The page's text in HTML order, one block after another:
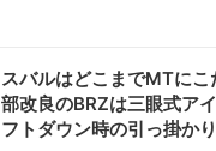
スバルはどこまでMTに
部改良のBRZは三眼式ア
フトダウン時の引っ掛か